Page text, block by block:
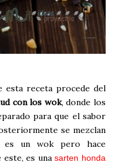
esta receta procede del
con los wok, donde los
para que el sabor
se mezclan
un wok pero hace
este, es unasarten honda